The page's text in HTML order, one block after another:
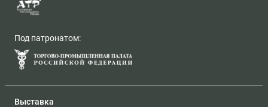
Под патронатом:
Выставка